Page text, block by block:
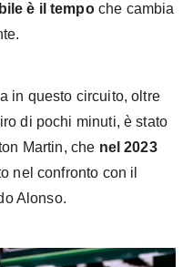
è il tempoche cambia
in questo circuito, oltre
di pochi minuti, è stato
Martin, che nel 2023
nel confronto con il
Alonso.